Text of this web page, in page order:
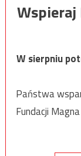
Wspieraj
W sierpniu
Państwa
Fundacji